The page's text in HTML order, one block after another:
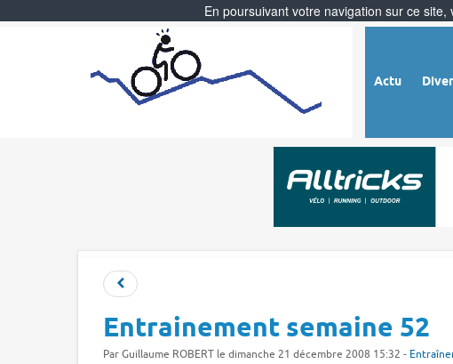
Actu
Entrainement semaine 52
Par Guillaume ROBERT le dimanche 21 décembre 2008 15:32 -
En poursuivant votre navigation sur ce